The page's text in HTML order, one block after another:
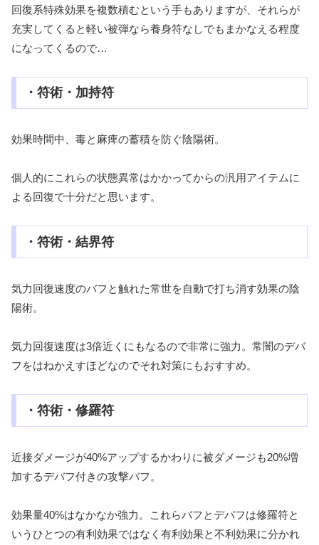
回復系特殊効果を複数積むという手もありますが、それらが
充実してくると軽い被弾なら養身符なしでもまかなえる程度
になってくるので…
・符術・加持符
効果時間中、毒と麻痺の蓄積を防ぐ陰陽術。
個人的にこれらの状態異常はかかってからの汎用アイテムに
よる回復で十分だと思います。
・符術・結界符
気力回復速度のバフと触れた常世を自動で打ち消す効果の陰
陽術。
気力回復速度は3倍近くにもなるので非常に強力。常闇のデバ
フをはねかえすほどなのでそれ対策にもおすすめ。
・符術・修羅符
近接ダメージが40%アップするかわりに被ダメージも20%増
加するデバフ付きの攻撃バフ。
効果量40%はなかなか強力。これらバフとデバフは修羅符と
いうひとつの有利効果ではなく有利効果と不利効果に分かれ